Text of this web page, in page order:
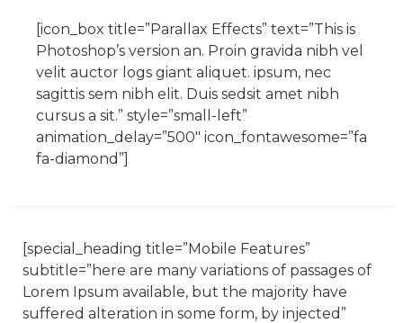
[icon_box title=”Parallax Effects” text=”This is
Photoshop’s version an. Proin gravida nibh vel
velit auctor logs giant aliquet. ipsum, nec
sagittis sem nibh elit. Duis sedsit amet nibh
cursus a sit.” style=”small-left”
animation_delay=”500″ icon_fontawesome=”fa
fa-diamond”]
[special_heading title=”Mobile Features”
subtitle=”here are many variations of passages of
Lorem Ipsum available, but the majority have
suffered alteration in some form, by injected”